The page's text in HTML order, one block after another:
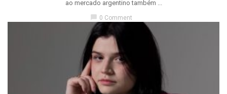
ao mercado argentino também ...
chat_bubble 0 Comment